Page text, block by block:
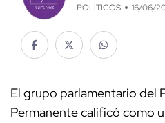
POLÍTICOS 16/06/
El grupo parlamentario del
Permanente calificó como